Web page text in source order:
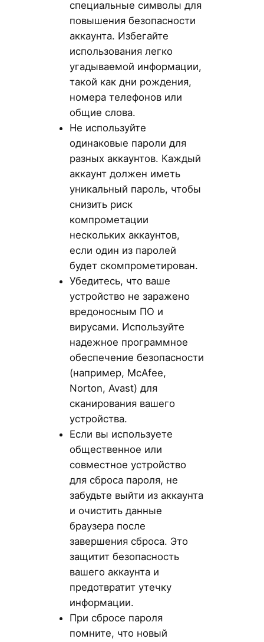
специальные символы для
повышения безопасности
аккаунта. Избегайте
использования легко
угадываемой информации,
такой как дни рождения,
номера телефонов или
общие слова.
Не используйте
одинаковые пароли для
разных аккаунтов. Каждый
аккаунт должен иметь
уникальный пароль, чтобы
снизить риск
компрометации
нескольких аккаунтов,
если один из паролей
будет скомпрометирован.
Убедитесь, что ваше
устройство не заражено
вредоносным ПО и
вирусами. Используйте
надежное программное
обеспечение безопасности
(например, McAfee,
Norton, Avast) для
сканирования вашего
устройства.
Если вы используете
общественное или
совместное устройство
для сброса пароля, не
забудьте выйти из аккаунта
и очистить данные
браузера после
завершения сброса. Это
защитит безопасность
вашего аккаунта и
предотвратит утечку
информации.
При сбросе пароля
помните, что новый